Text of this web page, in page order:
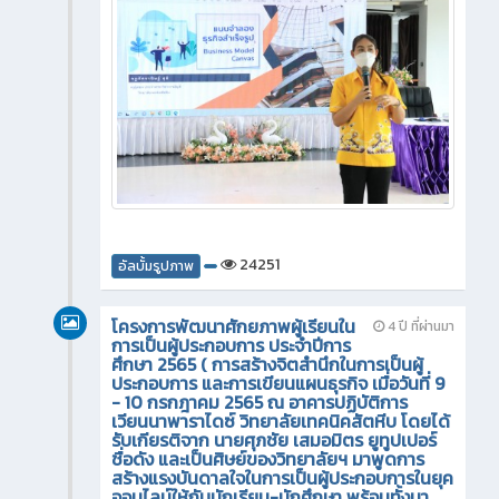
อัลบั้มรูปภาพ 24251
4 ปี ที่ผ่านมา
โครงการพัฒนาศักยภาพผู้เรียนใน
การเป็นผู้ประกอบการ ประจำปีการ
ศึกษา 2565 ( การสร้างจิตสำนึกในการเป็นผู้
ประกอบการ และการเขียนแผนธุรกิจ เมื่อวันที่ 9
- 10 กรกฎาคม 2565 ณ อาคารปฏิบัติการ
เวียนนาพาราไดซ์ วิทยาลัยเทคนิคสัตหีบ โดยได้
รับเกียรติจาก นายศุภชัย เสมอมิตร ยูทูปเปอร์
ชื่อดัง และเป็นศิษย์ของวิทยาลัยฯ มาพูดการ
สร้างแรงบันดาลใจในการเป็นผู้ประกอบการในยุค